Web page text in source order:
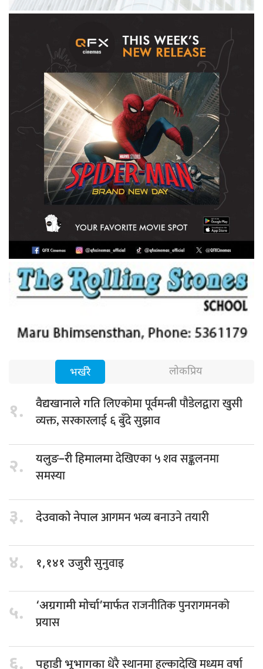
भर्खरै लोकप्रिय
१. वैद्यखानाले गतिलिएकोमा पूर्वमन्त्री पौडेलद्वारा खुसी
व्यक्त, सरकारलाई ६ बुँदे सुझाव
२. यलुङ–री हिमालमादेखिएका ५ शव सङ्कलनमा
समस्या
३. देउवाको नेपालआगमन भव्य बनाउने तयारी
४. १,१४१ उजुरीसुनुवाइ
५. ‘अग्रगामी मोर्चा’मार्फतराजनीतिक पुनरागमनको
प्रयास
पहाडी भूभागकाधेरै स्थानमा हल्कादेखि मध्यम वर्षा